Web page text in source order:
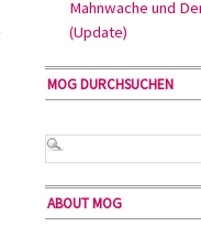
Mahnwache und
(Update)
MOG DURCHSUCHEN
ABOUT MOG